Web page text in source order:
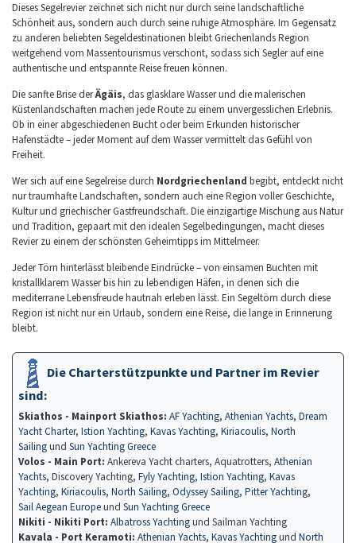
Dieses Segelrevier zeichnet sich nicht nur durch seine landschaftliche
Schönheit aus, sondern auch durch seine ruhige Atmosphäre. Im Gegensatz
zu anderen beliebten Segeldestinationen bleibt Griechenlands Region
weitgehend vom Massentourismus verschont, sodass sich Segler auf eine
authentische und entspannte Reise freuen können.
Die sanfte Brise derÄgäis, das glasklare Wasser und die malerischen
Küstenlandschaften machen jede Route zu einem unvergesslichen Erlebnis.
Ob in einer abgeschiedenen Bucht oder beim Erkunden historischer
Hafenstädte – jeder Moment auf dem Wasser vermittelt das Gefühl von
Freiheit.
Wer sich auf eine Segelreise durch Nordgriechenland begibt, entdeckt nicht
nur traumhafte Landschaften, sondern auch eine Region voller Geschichte,
Kultur und griechischer Gastfreundschaft. Die einzigartige Mischung aus Natur
und Tradition, gepaart mit den idealen Segelbedingungen, macht dieses
Revier zu einem der schönsten Geheimtipps im Mittelmeer.
Jeder Törn hinterlässt bleibende Eindrücke – von einsamen Buchten mit
kristallklarem Wasser bis hin zu lebendigen Häfen, in denen sich die
mediterrane Lebensfreude hautnah erleben lässt. Ein Segeltörn durch diese
Region ist nicht nur ein Urlaub, sondern eine Reise, die lange in Erinnerung
bleibt.
Die Charterstützpunkte und Partner im Revier
sind:
Skiathos - Mainport Skiathos: AF Yachting, Athenian Yachts, Dream
Yacht Charter, Istion Yachting, Kavas Yachting, Kiriacoulis, North
Sailingund Sun Yachting Greece
Volos - Main Port: Ankereva Yacht charters, Aquatrotters, Athenian
Yachts, Discovery Yachting, Fyly Yachting, Istion Yachting, Kavas
Yachting, Kiriacoulis, North Sailing, Odyssey Sailing, Pitter Yachting,
Sail Aegean Europeund Sun Yachting Greece
Nikiti - Nikiti Port: Albatross Yachtingund Sailman Yachting
Kavala - Port Keramoti: Athenian Yachts, Kavas Yachtingund North